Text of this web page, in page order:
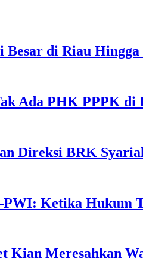
di Riau Hingga
Ada PHK PPPK di
Direksi BRK
Ketika Hukum
Kian Meresahkan